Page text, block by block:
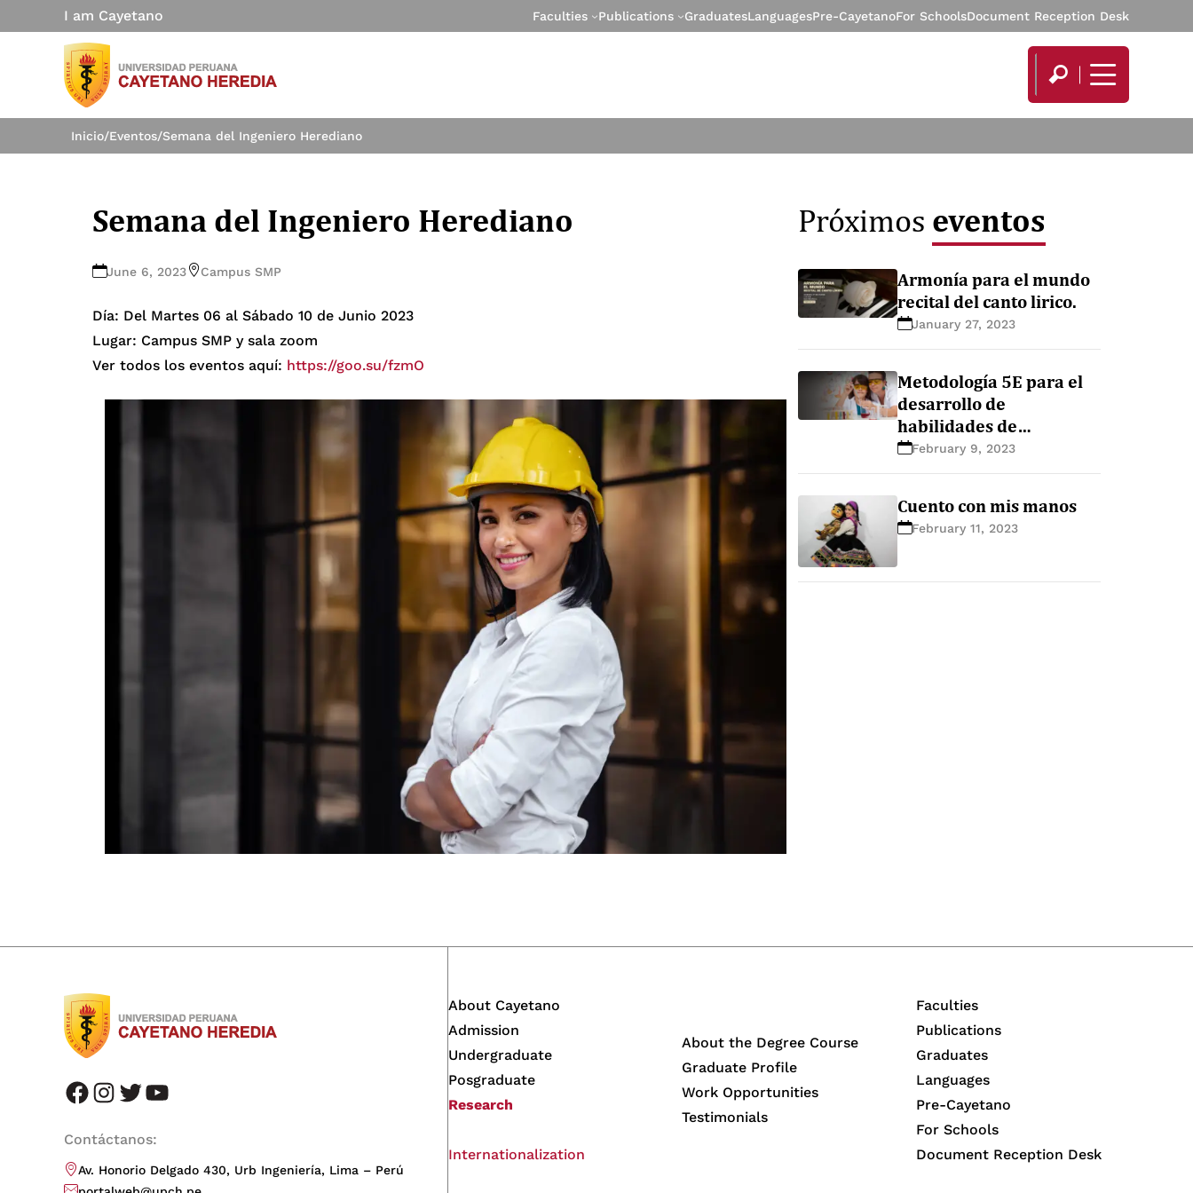
I am Cayetano Faculties Publications GraduatesLanguagesPre-CayetanoFor SchoolsDocument Reception Desk
Inicio/Eventos/Semana del Ingeniero Herediano
Semana del Ingeniero Herediano
June 6, 2023 Campus SMP
Día: Del Martes 06 al Sábado 10 de Junio 2023
Lugar: Campus SMP y sala zoom
Ver todos los eventos aquí: https://goo.su/fzmO
Próximos eventos
Armonía para el mundo
recital del canto lirico.
January 27, 2023
Metodología 5E para el
desarrollo de
habilidades de
pensamiento científico
en la educación básica
February 9, 2023
Cuento con mis manos
February 11, 2023
facebook instagram twitter youtube
Contáctanos:
Av. Honorio Delgado 430, Urb Ingeniería, Lima – Perú
About Cayetano
Admission
Undergraduate
Posgraduate
Research
Internationalization
About the Degree Course
Graduate Profile
Work Opportunities
Testimonials
Faculties
Publications
Graduates
Languages
Pre-Cayetano
For Schools
Document Reception Desk